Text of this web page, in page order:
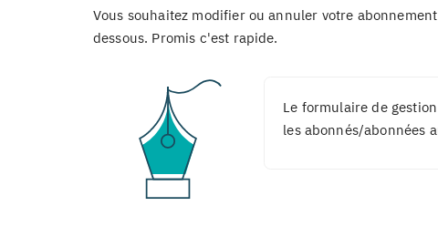
Vous souhaitez modifier ou annuler votre
dessous. Promis c'est rapide.
Le formulaire de
les abonnés/abonnées